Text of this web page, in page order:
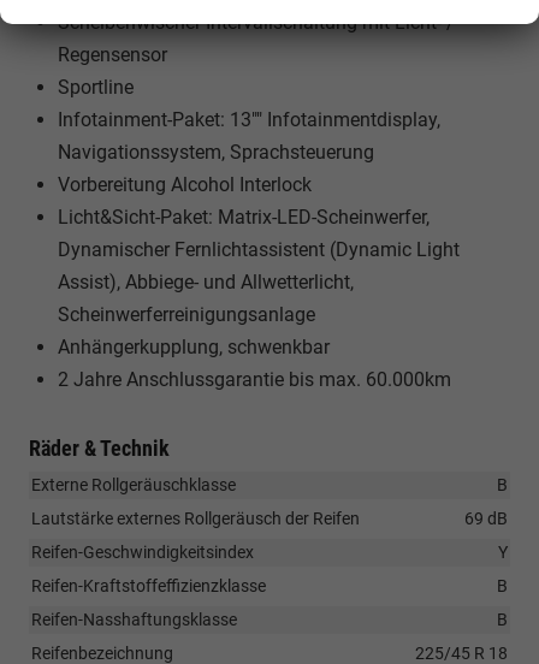
Scheibenwischer Intervallschaltung mit Licht- /
Regensensor
Sportline
Infotainment-Paket: 13"" Infotainmentdisplay,
Navigationssystem, Sprachsteuerung
Vorbereitung Alcohol Interlock
Licht&Sicht-Paket: Matrix-LED-Scheinwerfer,
Dynamischer Fernlichtassistent (Dynamic Light
Assist), Abbiege- und Allwetterlicht,
Scheinwerferreinigungsanlage
Anhängerkupplung, schwenkbar
2 Jahre Anschlussgarantie bis max. 60.000km
Räder & Technik
Externe Rollgeräuschklasse
B
Lautstärke externes Rollgeräusch der Reifen
69 dB
Reifen-Geschwindigkeitsindex
Y
Reifen-Kraftstoffeffizienzklasse
B
Reifen-Nasshaftungsklasse
B
Reifenbezeichnung
225/45 R 18